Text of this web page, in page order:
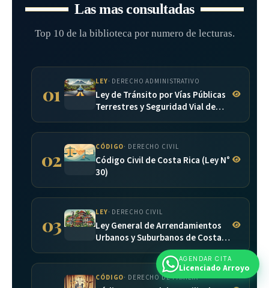
Las mas consultadas
Top 10 de la biblioteca por numero de lecturas.
01
LEY· DERECHO ADMINISTRATIVO
Ley de Tránsito por Vías Públicas
Terrestres y Seguridad Vial de
Costa Rica (Ley N° 9078)
02
CÓDIGO· DERECHO CIVIL
Código Civil de Costa Rica (Ley N°
30)
03
LEY· DERECHO CIVIL
Ley General de Arrendamientos
Urbanos y Suburbanos de Costa
Rica (Ley N° 7527)
CÓDIGO· DERECHO DE FAMILIA
AGENDAR CITA
Licenciado Arroyo